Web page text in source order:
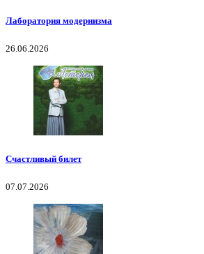
Лаборатория модернизма
26.06.2026
Счастливый билет
07.07.2026